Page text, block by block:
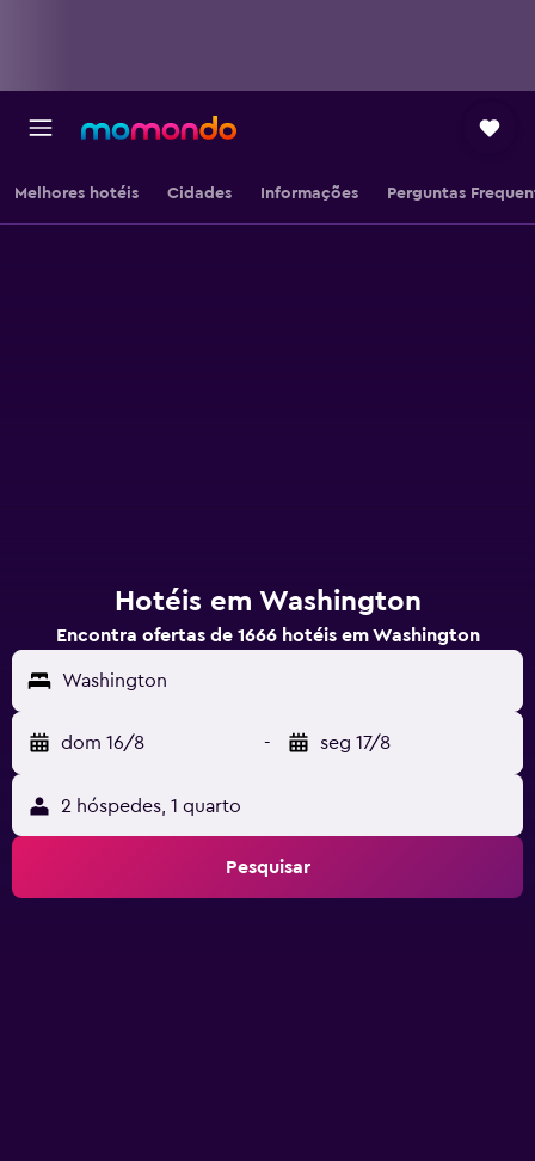
Melhores hotéis Cidades Informações Perguntas
Hotéis em Washington
Encontra ofertas de 1666 hotéis em Washington
Washington
dom 16/8 - seg 17/8
2 hóspedes, 1 quarto
Pesquisar